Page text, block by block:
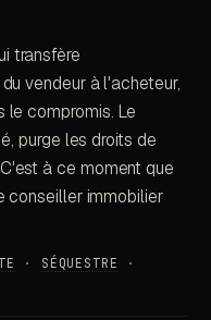
transfère
vendeur à l'acheteur,
le compromis. Le
purge les droits de
à ce moment que
conseiller immobilier
· SÉQUESTRE
·